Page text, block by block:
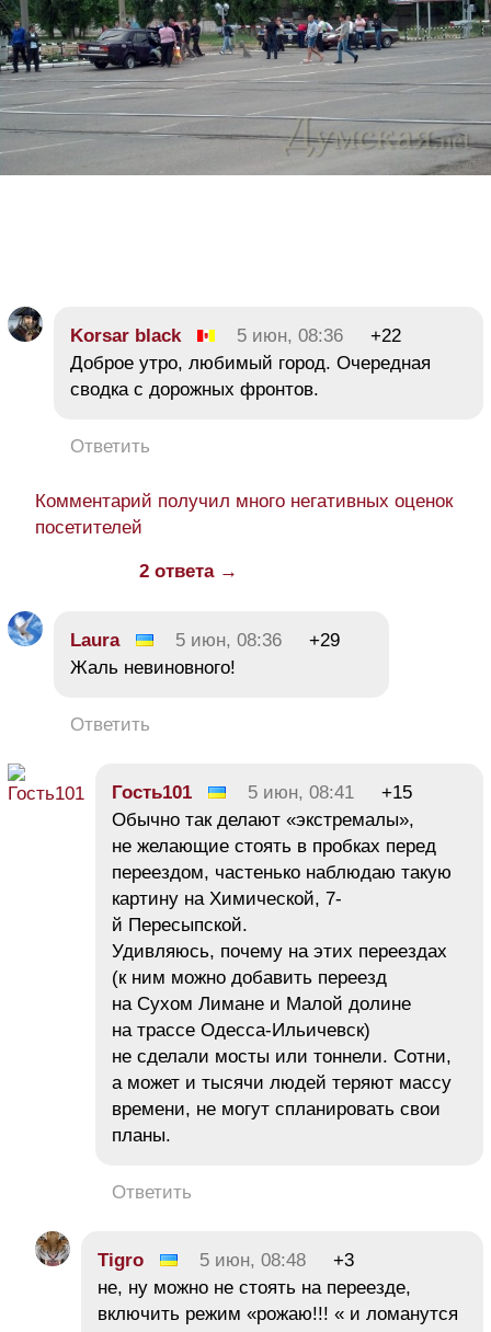
Korsar black 5 июн, 08:36
+22
Доброе утро, любимый город. Очередная
сводка с дорожных фронтов.
Ответить
Комментарий получил много негативных оценок
посетителей
2 ответа →
Laura 5 июн, 08:36
+29
Жаль невиновного!
Ответить
Гость101 5 июн, 08:41
+15
Обычно так делают «экстремалы»,
не желающие стоять в пробках перед
переездом, частенько наблюдаю такую
картину на Химической, 7-
й Пересыпской.
Удивляюсь, почему на этих переездах
(к ним можно добавить переезд
на Сухом Лимане и Малой долине
на трассе Одесса-Ильичевск)
не сделали мосты или тоннели. Сотни,
а может и тысячи людей теряют массу
времени, не могут спланировать свои
планы.
Ответить
Tigro 5 июн, 08:48
+3
не, ну можно не стоять на переезде,
включить режим «рожаю!!! « и ломанутся